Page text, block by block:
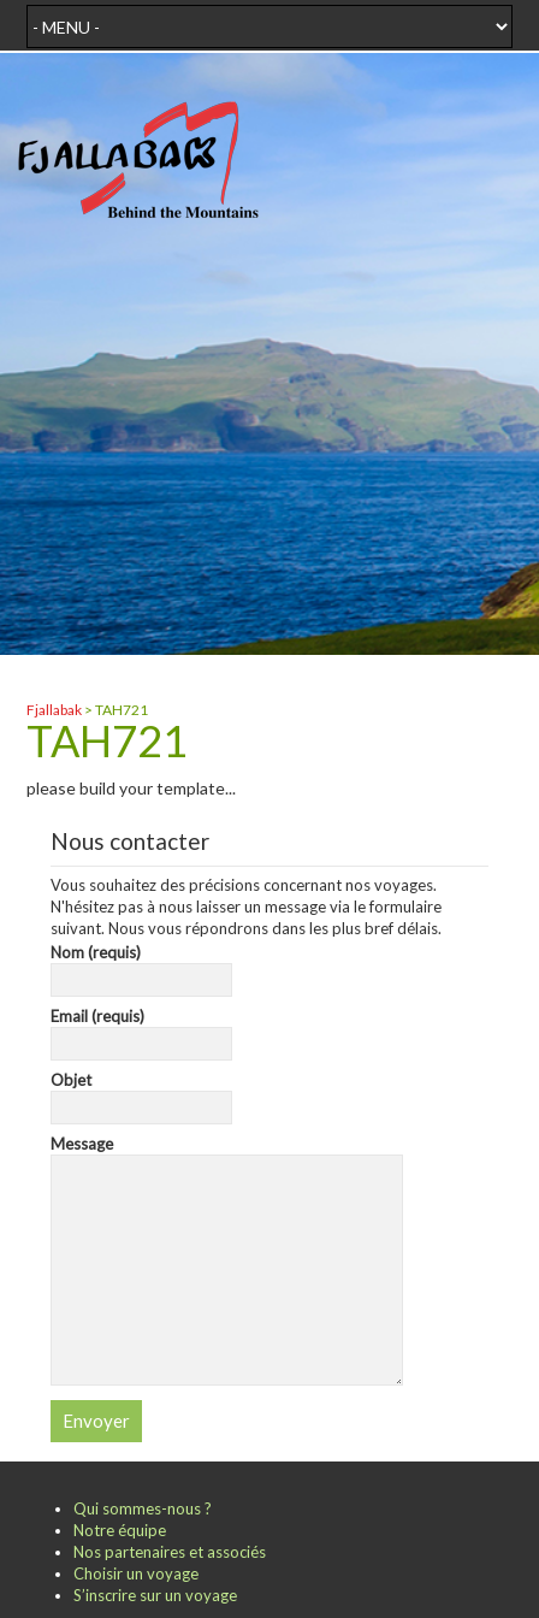
Fjallabak >TAH721
TAH721
please build your template...
Nous contacter
Vous souhaitez des précisions concernant nos voyages.
N'hésitez pas à nous laisser un message via le formulaire
suivant. Nous vous répondrons dans les plus bref délais.
Nom (requis)
Email (requis)
Objet
Message
Qui sommes-nous ?
Notre équipe
Nos partenaires et associés
Choisir un voyage
S’inscrire sur un voyage